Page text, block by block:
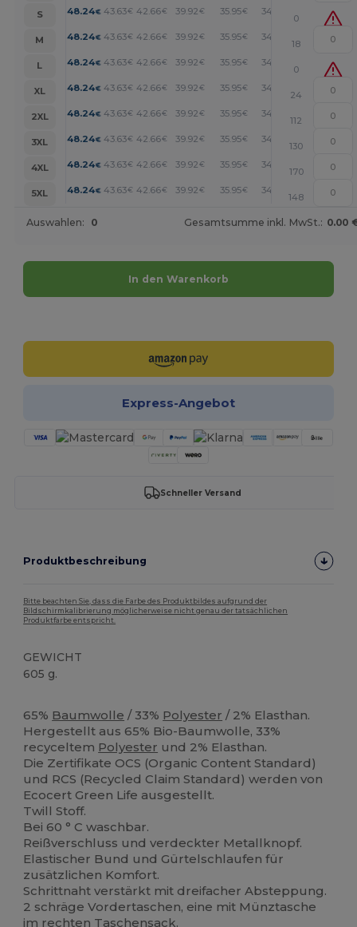
S
48.24€ 43.63€ 42.66€ 39.92€ 35.95€ 34.41
0
M
48.24€ 43.63€ 42.66€ 39.92€ 35.95€ 34.41
18
L
48.24€ 43.63€ 42.66€ 39.92€ 35.95€ 34.41
0
XL
48.24€ 43.63€ 42.66€ 39.92€ 35.95€ 34.41
24
2XL
48.24€ 43.63€ 42.66€ 39.92€ 35.95€ 34.41
112
3XL
48.24€ 43.63€ 42.66€ 39.92€ 35.95€ 34.41
130
4XL
48.24€ 43.63€ 42.66€ 39.92€ 35.95€ 34.41
170
5XL
48.24€ 43.63€ 42.66€ 39.92€ 35.95€ 34.41
148
Auswahlen: 0 Gesamtsumme inkl. MwSt.: 0.00
In den Warenkorb
Express-Angebot
Schneller Versand
Produktbeschreibung
Bitte beachten Sie, dass die Farbe des Produktbildes aufgrund der
Bildschirmkalibrierung möglicherweise nicht genau der tatsächlichen
Produktfarbe entspricht.
GEWICHT
605 g.
65% Baumwolle / 33% Polyester / 2% Elasthan.
Hergestellt aus 65% Bio-Baumwolle, 33%
recyceltem Polyester und 2% Elasthan.
Die Zertifikate OCS (Organic Content Standard)
und RCS (Recycled Claim Standard) werden von
Ecocert Green Life ausgestellt.
Twill Stoff.
Bei 60 ° C waschbar.
Reißverschluss und verdeckter Metallknopf.
Elastischer Bund und Gürtelschlaufen für
zusätzlichen Komfort.
Schrittnaht verstärkt mit dreifacher Absteppung.
2 schräge Vordertaschen, eine mit Münztasche
im rechten Taschensack.